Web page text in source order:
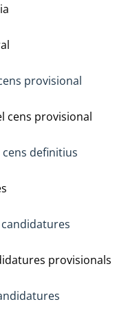
provisional
cens provisional
definitius
provisionals